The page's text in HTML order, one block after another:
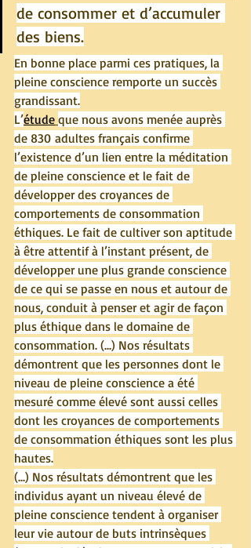
de consommer et d’accumuler
des biens.
En bonne place parmi ces pratiques, la
pleine conscience remporte un succès
grandissant.
L’étude que nous avons menée auprès
de 830 adultes français confirme
l’existence d’un lien entre la méditation
de pleine conscience et le fait de
développer des croyances de
comportements de consommation
éthiques. Le fait de cultiver son aptitude
à être attentif à l’instant présent, de
développer une plus grande conscience
de ce qui se passe en nous et autour de
nous, conduit à penser et agir de façon
plus éthique dans le domaine de
consommation. (...) Nos résultats
démontrent que les personnes dont le
niveau de pleine conscience a été
mesuré comme élevé sont aussi celles
dont les croyances de comportements
de consommation éthiques sont les plus
hautes.
(...) Nos résultats démontrent que les
individus ayant un niveau élevé de
pleine conscience tendent à organiser
leur vie autour de buts intrinsèques